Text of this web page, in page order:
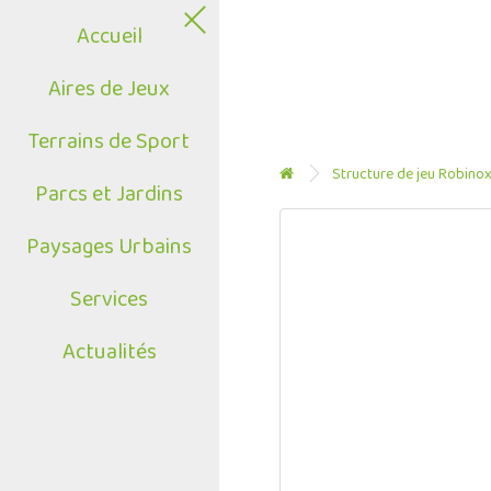
Accueil
Aires de Jeux
Terrains de Sport
Parcs et Jardins
Paysages Urbains
Services
Actualités
Structure de jeu